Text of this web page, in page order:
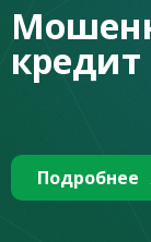
от государства.
– Нам нравится!
– А мы сможем
– Да, конечно! –
выручки от
вы знаете –
кредит
Подробнее